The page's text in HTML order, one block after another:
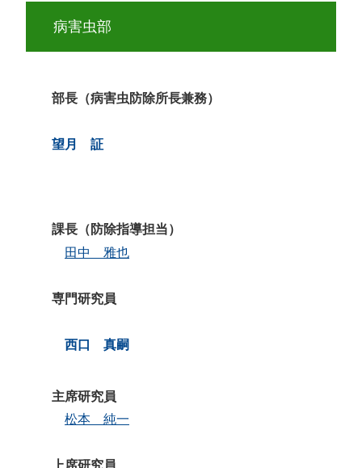
病害虫部
部長（病害虫防除所長兼務）
望月 証
課長（防除指導担当）
田中 雅也
専門研究員
西口 真嗣
主席研究員
松本 純一